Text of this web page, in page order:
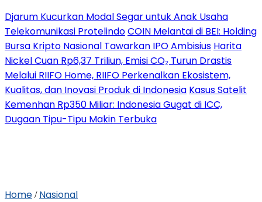
Djarum Kucurkan Modal Segar untuk Anak Usaha
Telekomunikasi ProtelindoCOIN Melantai di BEI: Holding
Bursa Kripto Nasional Tawarkan IPO Ambisius Harita
Nickel Cuan Rp6,37 Triliun, Emisi CO₂ Turun Drastis
Melalui RIIFO Home, RIIFO Perkenalkan Ekosistem,
Kualitas, dan Inovasi Produk di Indonesia Kasus Satelit
Kemenhan Rp350 Miliar: Indonesia Gugat di ICC,
Dugaan Tipu-Tipu Makin Terbuka
Home / Nasional